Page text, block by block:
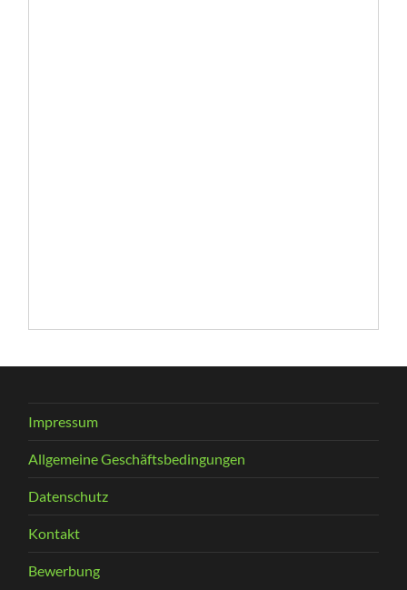
Impressum
Allgemeine Geschäftsbedingungen
Datenschutz
Kontakt
Bewerbung